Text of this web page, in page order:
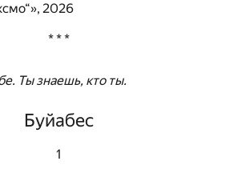
2026
* * *
Ты знаешь, кто ты.
Буйабес
1